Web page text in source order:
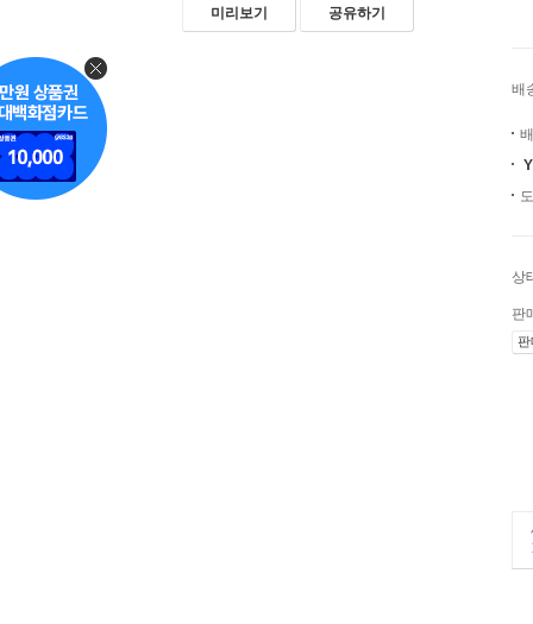
미리보기 공유하기
배
상
판
판